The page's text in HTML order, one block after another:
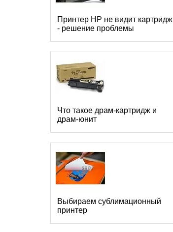
Принтер HP не видит картридж
- решение проблемы
Что такое драм-картридж и
драм-юнит
Выбираем сублимационный
принтер